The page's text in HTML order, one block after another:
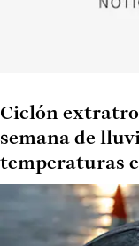
Ciclón
semana de
temperaturas